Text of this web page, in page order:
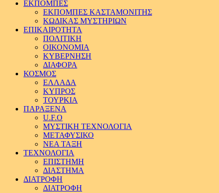
ΕΚΠΟΜΠΕΣ
ΕΚΠΟΜΠΕΣ ΚΑΣΤΑΜΟΝΙΤΗΣ
ΚΩΔΙΚΑΣ ΜΥΣΤΗΡΙΩΝ
ΕΠΙΚΑΙΡΟΤΗΤΑ
ΠΟΛΙΤΙΚΗ
ΟΙΚΟΝΟΜΙΑ
ΚΥΒΕΡΝΗΣΗ
ΔΙΑΦΟΡΑ
ΚΟΣΜΟΣ
ΕΛΛΑΔΑ
ΚΥΠΡΟΣ
ΤΟΥΡΚΙΑ
ΠΑΡΑΞΕΝΑ
U.F.O
ΜΥΣΤΙΚΗ ΤΕΧΝΟΛΟΓΙΑ
ΜΕΤΑΦΥΣΙΚΟ
ΝΕΑ ΤΑΞΗ
ΤΕΧΝΟΛΟΓΙΑ
ΕΠΙΣΤΗΜΗ
ΔΙΑΣΤΗΜΑ
ΔΙΑΤΡΟΦΗ
ΔΙΑΤΡΟΦΗ